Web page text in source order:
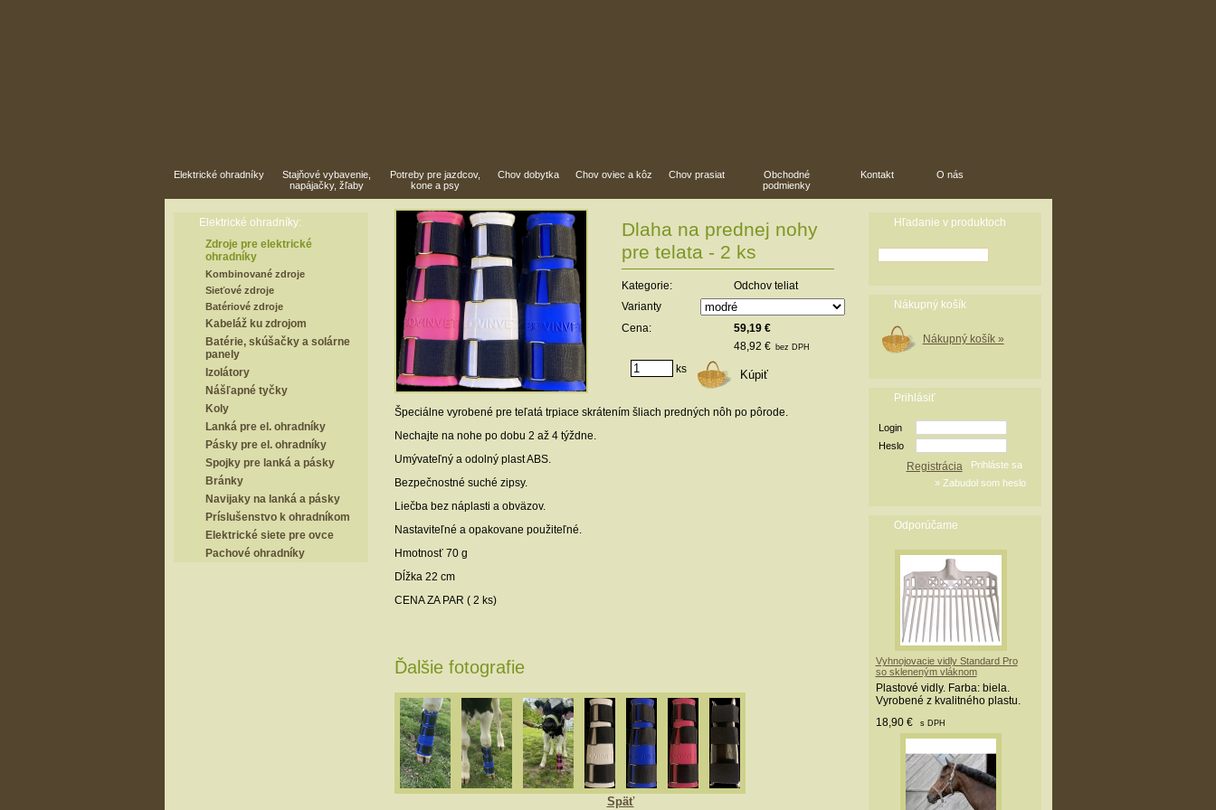
Elektrické ohradníky
Stajňové vybavenie,
napájačky, žľaby
Potreby pre jazdcov,
kone a psy
Chov dobytka Chov oviec a kôz Chov prasiat
Obchodné
podmienky
Kontakt O nás
Elektrické ohradníky:
Zdroje pre elektrické
ohradníky
Kombinované zdroje
Sieťové zdroje
Batériové zdroje
Kabeláž ku zdrojom
Batérie, skúšačky a solárne
panely
Izolátory
Nášľapné tyčky
Koly
Lanká pre el. ohradníky
Pásky pre el. ohradníky
Spojky pre lanká a pásky
Bránky
Navijaky na lanká a pásky
Príslušenstvo k ohradníkom
Elektrické siete pre ovce
Pachové ohradníky
Novinka
Odporúčame
Dlaha na prednej nohy
pre telata - 2 ks
Kategorie:
Odchov teliat
Varianty
Cena:
59,19 €
48,92 €
bez DPH
ks
Špeciálne vyrobené pre teľatá trpiace skrátením šliach predných nôh po pôrode.
Nechajte na nohe po dobu 2 až 4 týždne.
Umývateľný a odolný plast ABS.
Bezpečnostné suché zipsy.
Liečba bez náplasti a obväzov.
Nastaviteľné a opakovane použiteľné.
Hmotnosť 70 g
Dĺžka 22 cm
CENA ZA PAR ( 2 ks)
Ďalšie fotografie
Späť
Hľadanie v produktoch
Nákupný košík
Nákupný košík »
Prihlásiť
Login
Heslo
Registrácia
Odporúčame
Vyhnojovacie vidly Standard Pro
so skleneným vláknom
Plastové vidly. Farba: biela.
Vyrobené z kvalitného plastu.
18,90 €
s DPH